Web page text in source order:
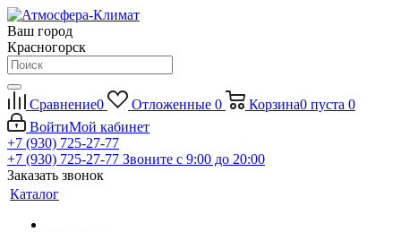
Ваш город
Красногорск
Сравнение0 Отложенные 0 Корзина0 пуста 0
ВойтиМой кабинет
+7 (930) 725-27-77
+7 (930) 725-27-77 Звоните с 9:00 до 20:00
Заказать звонок
Каталог